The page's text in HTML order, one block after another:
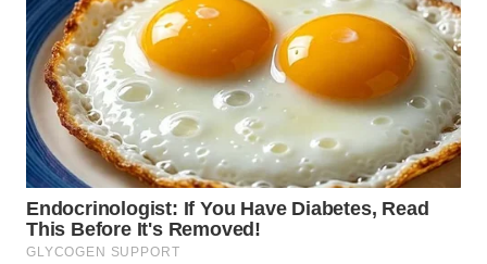
WN
TANJUNG
LESUNG
WN
KARO
WN
SIMALUNGUN